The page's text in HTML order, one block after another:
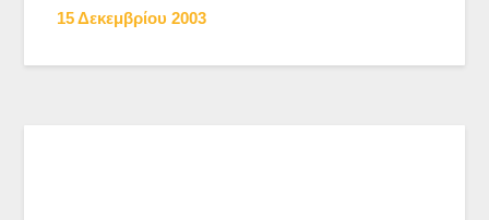
15 Δεκεμβρίου 2003